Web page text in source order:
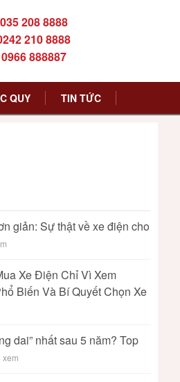
208 8888
210 8888
888887
QUY TIN TỨC
giản: Sự thật về xe điện cho
Xe Điện Chỉ Vì Xem
Biến Và Bí Quyết Chọn Xe
dai” nhất sau 5 năm? Top
xem